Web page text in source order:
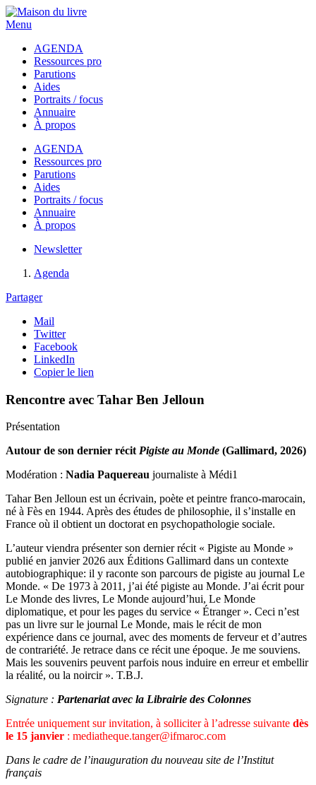
Menu
AGENDA
Ressources pro
Parutions
Aides
Portraits / focus
Annuaire
À propos
AGENDA
Ressources pro
Parutions
Aides
Portraits / focus
Annuaire
À propos
Newsletter
Agenda
Partager
Mail
Twitter
Facebook
LinkedIn
Copier le lien
Rencontre avec Tahar Ben Jelloun
Présentation
Autour de son dernier récitPigiste au Monde (Gallimard, 2026)
Modération : Nadia Paquereau journaliste à Médi1
Tahar Ben Jelloun est un écrivain, poète et peintre franco-marocain,
né à Fès en 1944. Après des études de philosophie, il s’installe en
France où il obtient un doctorat en psychopathologie sociale.
L’auteur viendra présenter son dernier récit « Pigiste au Monde »
publié en janvier 2026 aux Éditions Gallimard dans un contexte
autobiographique: il y raconte son parcours de pigiste au journal Le
Monde. « De 1973 à 2011, j’ai été pigiste au Monde. J’ai écrit pour
Le Monde des livres, Le Monde aujourd’hui, Le Monde
diplomatique, et pour les pages du service « Étranger ». Ceci n’est
pas un livre sur le journal Le Monde, mais le récit de mon
expérience dans ce journal, avec des moments de ferveur et d’autres
de contrariété. Je retrace dans ce récit une époque. Je me souviens.
Mais les souvenirs peuvent parfois nous induire en erreur et embellir
la réalité, ou la noircir ». T.B.J.
Signature : Partenariat avec la Librairie des Colonnes
Entrée uniquement sur invitation, à solliciter à l’adresse suivante dès
le 15 janvier : mediatheque.tanger@ifmaroc.com
Dans le cadre de l’inauguration du nouveau site de l’Institut
français